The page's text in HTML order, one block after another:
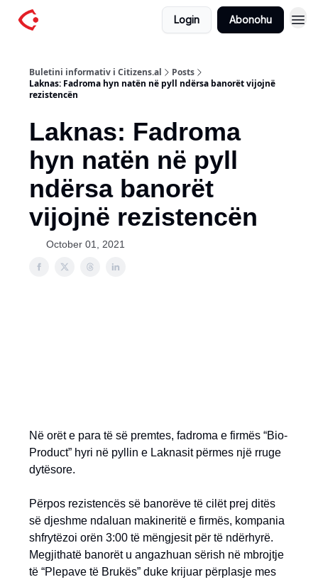
Login Abonohu
Buletini informativ i Citizens.al
Posts
Laknas: Fadroma hyn natën në pyll ndërsa banorët vijojnë
rezistencën
Laknas: Fadroma
hyn natën në pyll
ndërsa banorët
vijojnë rezistencën
October 01, 2021
Në orët e para të së premtes, fadroma e firmës “Bio-
Product” hyri në pyllin e Laknasit përmes një rruge
dytësore.
Përpos rezistencës së banorëve të cilët prej ditës
së djeshme ndaluan makineritë e firmës, kompania
shfrytëzoi orën 3:00 të mëngjesit për të ndërhyrë.
Megjithatë banorët u angazhuan sërish në mbrojtje
të “Plepave të Brukës” duke krijuar përplasje mes